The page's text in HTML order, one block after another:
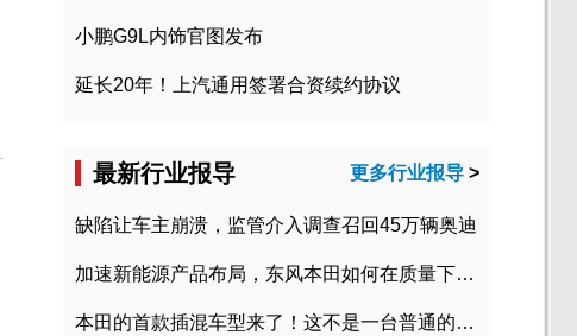
小鹏G9L内饰官图发布
延长20年！上汽通用签署合资续约协议
最新行业报导 更多行业报导 >
缺陷让车主崩溃，监管介入调查召回45万辆奥迪
加速新能源产品布局，东风本田如何在质量下转型？
本田的首款插混车型来了！这不是一台普通的CR-V